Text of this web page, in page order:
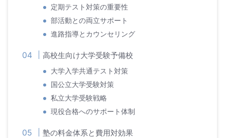
定期テスト対策の重要性
部活動との両立サポート
進路指導とカウンセリング
高校生向け大学受験予備校
大学入学共通テスト対策
国公立大学受験対策
私立大学受験戦略
現役合格へのサポート体制
塾の料金体系と費用対効果